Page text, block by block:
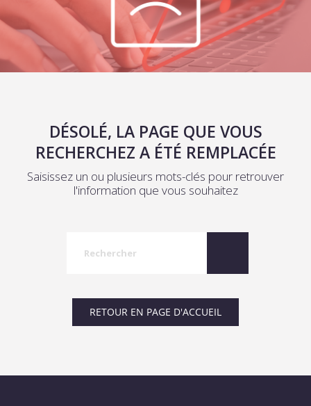
DÉSOLÉ, LA PAGE QUE VOUS
RECHERCHEZ A ÉTÉ REMPLACÉE
Saisissez un ou plusieurs mots-clés pour retrouver
l'information que vous souhaitez
RETOUR EN PAGE D'ACCUEIL